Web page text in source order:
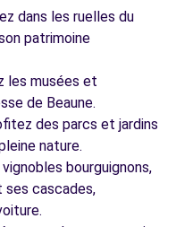
dans les ruelles du
patrimoine
les musées et
de Beaune.
des parcs et jardins
nature.
bourguignons,
ses cascades,